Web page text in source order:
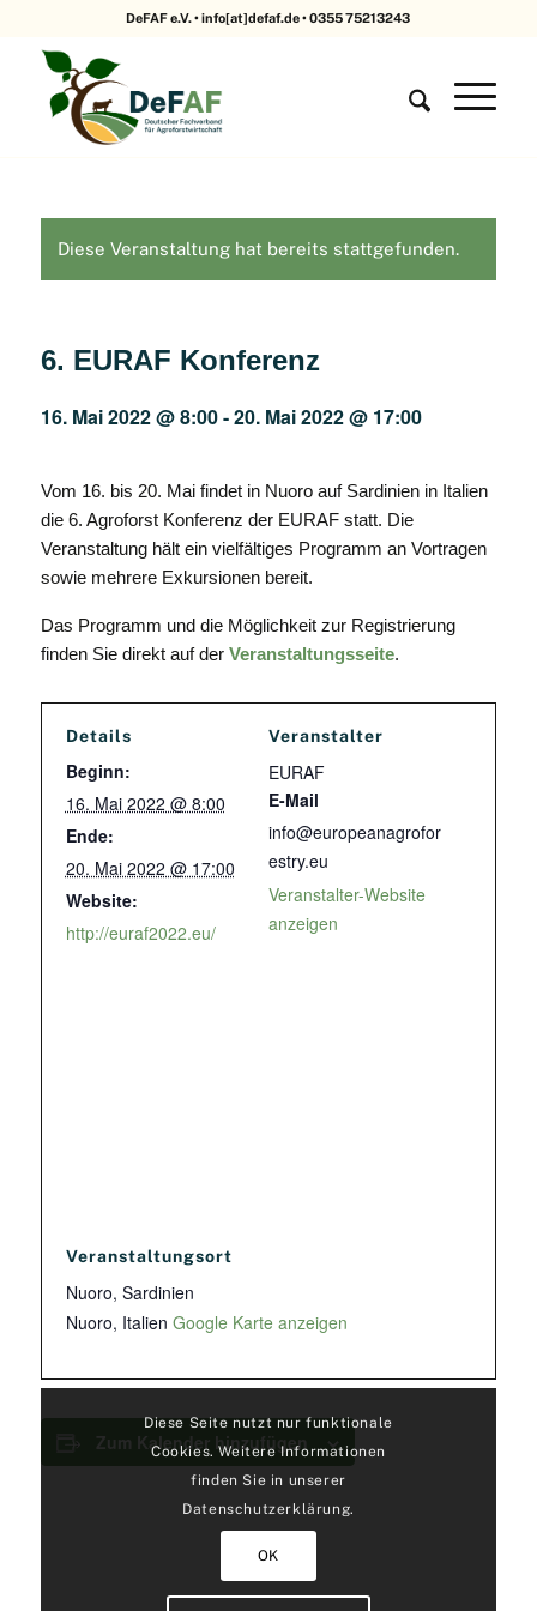
DeFAF e.V. • info[at]defaf.de • 0355 75213243
Diese Veranstaltung hat bereits stattgefunden.
6. EURAF Konferenz
16. Mai 2022 @ 8:00-20. Mai 2022 @ 17:00
Vom 16. bis 20. Mai findet in Nuoro auf Sardinien in Italien
die 6. Agroforst Konferenz der EURAF statt. Die
Veranstaltung hält ein vielfältiges Programm an Vortragen
sowie mehrere Exkursionen bereit.
Das Programm und die Möglichkeit zur Registrierung
finden Sie direkt auf der Veranstaltungsseite.
Details
Beginn:
16. Mai 2022 @ 8:00
Ende:
20. Mai 2022 @ 17:00
Website:
http://euraf2022.eu/
Veranstalter
EURAF
E-Mail
info@europeanagrofor
estry.eu
Veranstalter-Website
anzeigen
Veranstaltungsort
Nuoro, Sardinien
Nuoro, Italien Google Karte anzeigen
Zum Kalender hinzufügen
Diese Seite nutzt nur funktionale
Cookies. Weitere Informationen
finden Sie in unserer
Datenschutzerklärung.
OK